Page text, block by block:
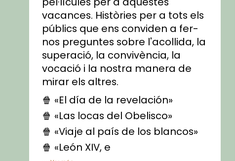
vacances. Històries per a tots els
públics que ens conviden a fer-
nos preguntes sobre l'acollida, la
superació, la convivència, la
vocació i la nostra manera de
mirar els altres.
🍿 «El día de la revelación»
🍿 «Las locas del Obelisco»
🍿 «Viaje al país de los blancos»
🍿 «León XIV, e